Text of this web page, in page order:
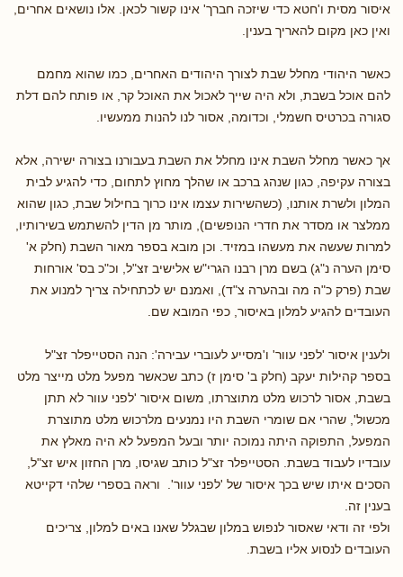
איסור מסית ו'חטא כדי שיזכה חברך' אינו קשור לכאן. אלו נושאים אחרים,
ואין כאן מקום להאריך בענין.
כאשר היהודי מחלל שבת לצורך היהודים האחרים, כמו שהוא מחמם
להם אוכל בשבת, ולא היה שייך לאכול את האוכל קר, או פותח להם דלת
סגורה בכרטיס חשמלי, וכדומה, אסור לנו להנות ממעשיו.
אך כאשר מחלל השבת אינו מחלל את השבת בעבורנו בצורה ישירה, אלא
בצורה עקיפה, כגון שנהג ברכב או שהלך מחוץ לתחום, כדי להגיע לבית
המלון ולשרת אותנו, (כשהשירות עצמו אינו כרוך בחילול שבת, כגון שהוא
ממלצר או מסדר את חדרי הנופשים), מותר מן הדין להשתמש בשירותיו,
למרות שעשה את מעשהו במזיד. וכן מובא בספר מאור השבת (חלק א'
סימן הערה נ"ג) בשם מרן רבנו הגרי"ש אלישיב זצ"ל, וכ"כ בס' אורחות
שבת (פרק כ"ה מה ובהערה צ"ד), ואמנם יש לכתחילה צריך למנוע את
העובדים להגיע למלון באיסור, כפי המובא שם.
ולענין איסור 'לפני עוור' ו'מסייע לעוברי עבירה': הנה הסטייפלר זצ"ל
בספר קהילות יעקב (חלק ב' סימן ז) כתב שכאשר מפעל מלט מייצר מלט
בשבת, אסור לרכוש מלט מתוצרתו, משום איסור 'לפני עוור לא תתן
מכשול', שהרי אם שומרי השבת היו נמנעים מלרכוש מלט מתוצרת
המפעל, התפוקה היתה נמוכה יותר ובעל המפעל לא היה מאלץ את
עובדיו לעבוד בשבת. הסטייפלר זצ"ל כותב שגיסו, מרן החזון איש זצ"ל,
הסכים איתו שיש בכך איסור של 'לפני עוור'. וראה בספרי שלהי דקייטא
בענין זה.
ולפי זה ודאי שאסור לנפוש במלון שבגלל שאנו באים למלון, צריכים
העובדים לנסוע אליו בשבת.